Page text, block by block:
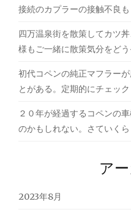
接続のカプラーの接触不良も
四万温泉街を散策してカツ
様もご一緒に散策気分をどう
初代コペンの純正マフラー
とがある。定期的にチェッ
２０年が経過するコペンの
のかもしれない。さていくら
ア
2023年8月